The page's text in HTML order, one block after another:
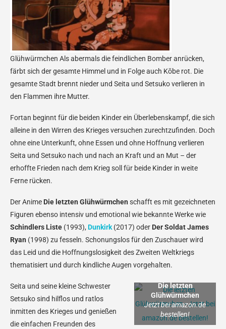
Glühwürmchen Als abermals die feindlichen Bomber anrücken,
färbt sich der gesamte Himmel und in Folge auch Kōbe rot. Die
gesamte Stadt brennt nieder und Seita und Setsuko verlieren in
den Flammen ihre Mutter.
Fortan beginnt für die beiden Kinder ein Überlebenskampf, die sich
alleine in den Wirren des Krieges versuchen zurechtzufinden. Doch
ohne eine Unterkunft, ohne Essen und ohne Hoffnung verlieren
Seita und Setsuko nach und nach an Kraft und an Mut – der
erhoffte Frieden nach dem Krieg soll für beide Kinder in weite
Ferne rücken.
Der Anime Die letzten Glühwürmchen schafft es mit gezeichneten
Figuren ebenso intensiv und emotional wie bekannte Werke wie
Schindlers Liste (1993), Dunkirk(2017) oder Der Soldat James
Ryan (1998) zu fesseln. Schonungslos für den Zuschauer wird
das Leid und die Hoffnungslosigkeit des Zweiten Weltkriegs
thematisiert und durch kindliche Augen vorgehalten.
Die letzten
Glühwürmchen
Jetzt bei amazon.de
bestellen!
Seita und seine kleine Schwester
Setsuko sind hilflos und ratlos
inmitten des Krieges und genießen
die einfachen Freunden des